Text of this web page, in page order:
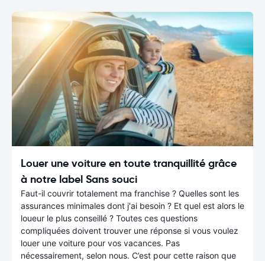
Louer une voiture en toute tranquillité grâce
à notre label Sans souci
Faut-il couvrir totalement ma franchise ? Quelles sont les
assurances minimales dont j'ai besoin ? Et quel est alors le
loueur le plus conseillé ? Toutes ces questions
compliquées doivent trouver une réponse si vous voulez
louer une voiture pour vos vacances. Pas
nécessairement, selon nous. C’est pour cette raison que